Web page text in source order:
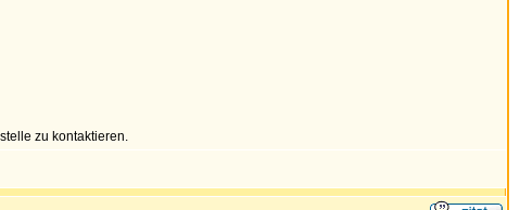
zu kontaktieren.